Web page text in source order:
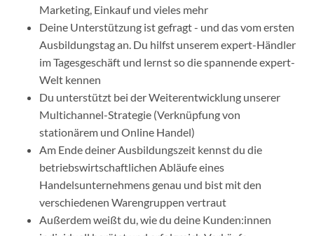
Marketing, Einkauf und vieles mehr
Deine Unterstützung ist gefragt - und das vom ersten
Ausbildungstag an. Du hilfst unserem expert-Händler
im Tagesgeschäft und lernst so die spannende expert-
Welt kennen
Du unterstützt bei der Weiterentwicklung unserer
Multichannel-Strategie (Verknüpfung von
stationärem und Online Handel)
Am Ende deiner Ausbildungszeit kennst du die
betriebswirtschaftlichen Abläufe eines
Handelsunternehmens genau und bist mit den
verschiedenen Warengruppen vertraut
Außerdem weißt du, wie du deine Kunden:innen